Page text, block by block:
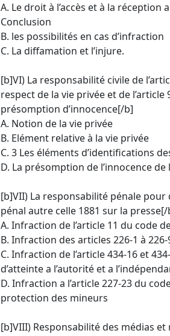
A. Le droit à l’accès et à la réception
Conclusion
B. les possibilités en cas d’infraction
C. La diffamation et l’injure.
[b]VI) La responsabilité civile de
respect de la vie privée et de
présomption d’innocence[/b]
A. Notion de la vie privée
B. Elément relative à la vie privée
C. 3 Les éléments d’identifications
D. La présomption de l’innocence de
[b]VII) La responsabilité pénale
pénal autre celle 1881 sur la presse[/
A. Infraction de l’article 11 du code
B. Infraction des articles 226-1 à
C. Infraction de l’article 434-16 et
d’atteinte a l’autorité et a
D. Infraction a l’article 227-23 du
protection des mineurs
[b]VIII) Responsabilité des médias